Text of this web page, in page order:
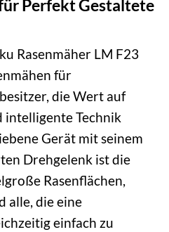
Perfekt Gestaltete
Rasenmäher LM F23
für
die Wert auf
intelligente Technik
Gerät mit seinem
Drehgelenk ist die
Rasenflächen,
alle, die eine
einfach zu